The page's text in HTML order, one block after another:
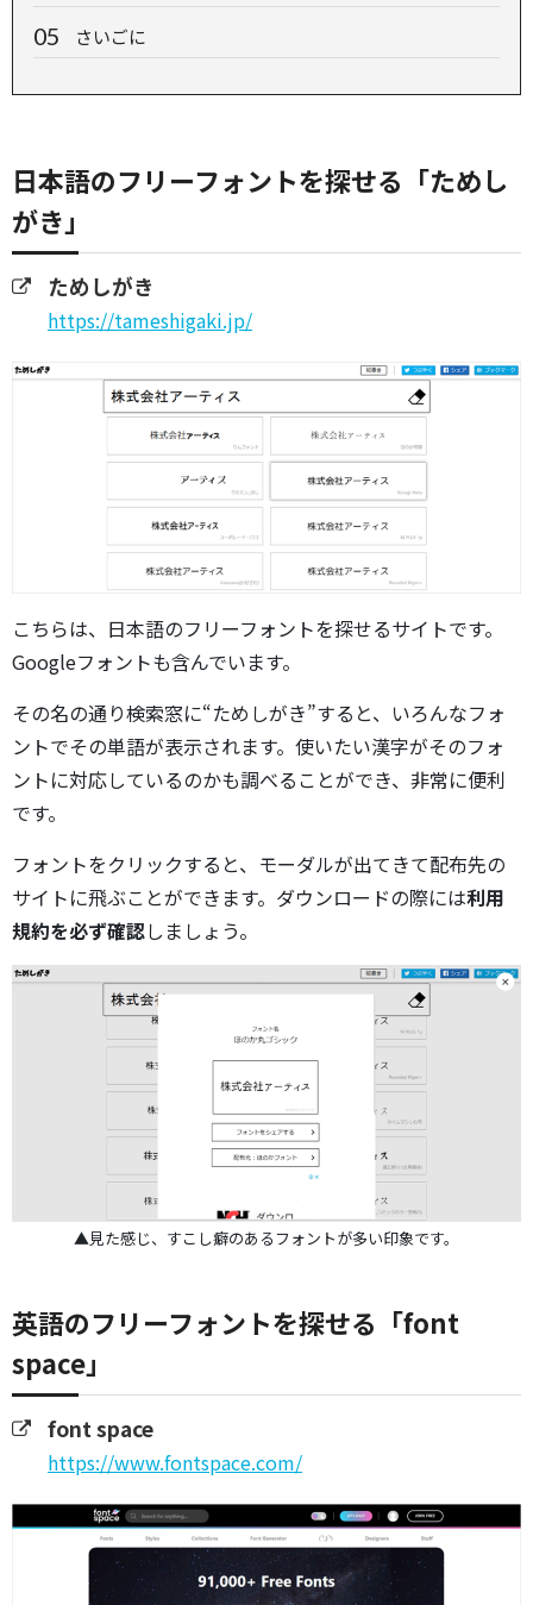
さいごに
日本語のフリーフォントを探せる「ためし
がき」
ためしがき
https://tameshigaki.jp/
こちらは、日本語のフリーフォントを探せるサイトです。
Googleフォントも含んでいます。
その名の通り検索窓に“ためしがき”すると、いろんなフォ
ントでその単語が表示されます。使いたい漢字がそのフォ
ントに対応しているのかも調べることができ、非常に便利
です。
フォントをクリックすると、モーダルが出てきて配布先の
サイトに飛ぶことができます。ダウンロードの際には利用
規約を必ず確認しましょう。
▲見た感じ、すこし癖のあるフォントが多い印象です。
英語のフリーフォントを探せる「font
space」
font space
https://www.fontspace.com/